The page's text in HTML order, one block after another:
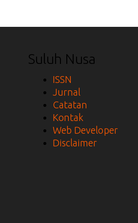
Suluh Nusa
ISSN
Jurnal
Catatan
Kontak
Web Developer
Disclaimer